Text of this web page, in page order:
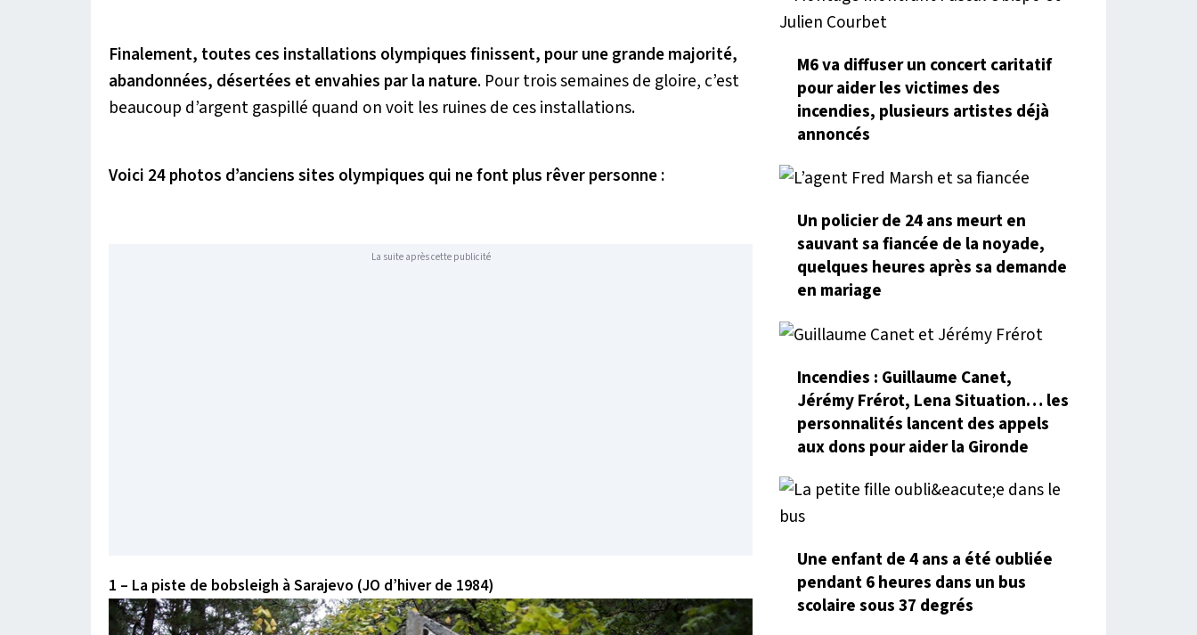
Finalement, toutes ces installations olympiques finissent, pour une grande majorité,
abandonnées, désertées et envahies par la nature. Pour trois semaines de gloire, c’est
beaucoup d’argent gaspillé quand on voit les ruines de ces installations.
Voici 24 photos d’anciens sites olympiques qui ne font plus rêver personne :
La suite après cette publicité
1 – La piste de bobsleigh à Sarajevo (JO d’hiver de 1984)
M6 va diffuser un concert caritatif
pour aider les victimes des
incendies, plusieurs artistes déjà
annoncés
Un policier de 24 ans meurt en
sauvant sa fiancée de la noyade,
quelques heures après sa demande
en mariage
Incendies : Guillaume Canet,
Jérémy Frérot, Lena Situation… les
personnalités lancent des appels
aux dons pour aider la Gironde
Une enfant de 4 ans a été oubliée
pendant 6 heures dans un bus
scolaire sous 37 degrés